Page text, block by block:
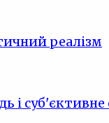
реалізм
і